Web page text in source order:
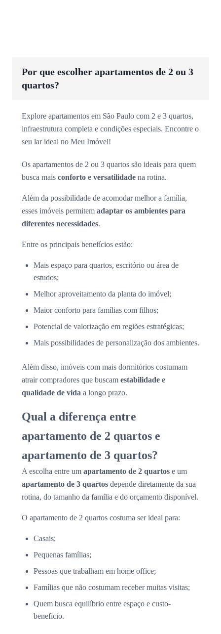
Por que escolher apartamentos de 2 ou 3
quartos?
Explore apartamentos em São Paulo com 2 e 3 quartos,
infraestrutura completa e condições especiais. Encontre o
seu lar ideal no Meu Imóvel!
Os apartamentos de 2 ou 3 quartos são ideais para quem
busca mais conforto e versatilidade na rotina.
Além da possibilidade de acomodar melhor a família,
esses imóveis permitem adaptar os ambientes para
diferentes necessidades.
Entre os principais benefícios estão:
Mais espaço para quartos, escritório ou área de
estudos;
Melhor aproveitamento da planta do imóvel;
Maior conforto para famílias com filhos;
Potencial de valorização em regiões estratégicas;
Mais possibilidades de personalização dos ambientes.
Além disso, imóveis com mais dormitórios costumam
atrair compradores que buscam estabilidade e
qualidade de vida a longo prazo.
Qual a diferença entre
apartamento de 2 quartos e
apartamento de 3 quartos?
A escolha entre um apartamento de 2 quartos e um
apartamento de 3 quartos depende diretamente da sua
rotina, do tamanho da família e do orçamento disponível.
O apartamento de 2 quartos costuma ser ideal para:
Casais;
Pequenas famílias;
Pessoas que trabalham em home office;
Famílias que não costumam receber muitas visitas;
Quem busca equilíbrio entre espaço e custo-
benefício.